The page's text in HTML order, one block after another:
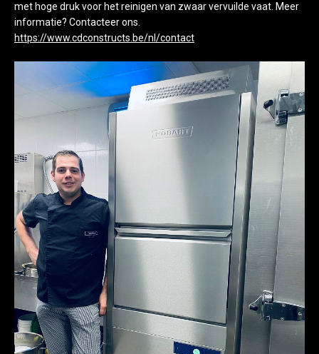
met hoge druk voor het reinigen van zwaar vervuilde vaat. Meer
informatie? Contacteer ons.
https://www.cdconstructs.be/nl/contact